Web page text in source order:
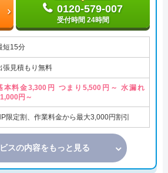
0120-579-007
受付時間 24時間
短15分
張見積もり無料
本料金3,300円 つまり5,500円～ 水漏れ
円～
限定割、作業料金から最大3,000円割引
スの内容をもっと見る